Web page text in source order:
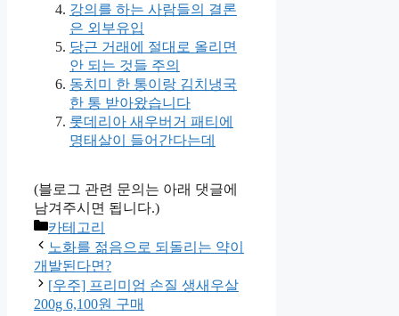
강의를 하는 사람들의 결론
은 외부유입
당근 거래에 절대로 올리면
안 되는 것들 주의
동치미 한 통이랑 김치냉국
한 통 받아왔습니다
롯데리아 새우버거 패티에
명태살이 들어간다는데
(블로그 관련 문의는 아래 댓글에
남겨주시면 됩니다.)
Categories
카테고리
노화를 젊음으로 되돌리는 약이
개발된다면?
[우주] 프리미엄 손질 생새우살
200g 6,100원 구매